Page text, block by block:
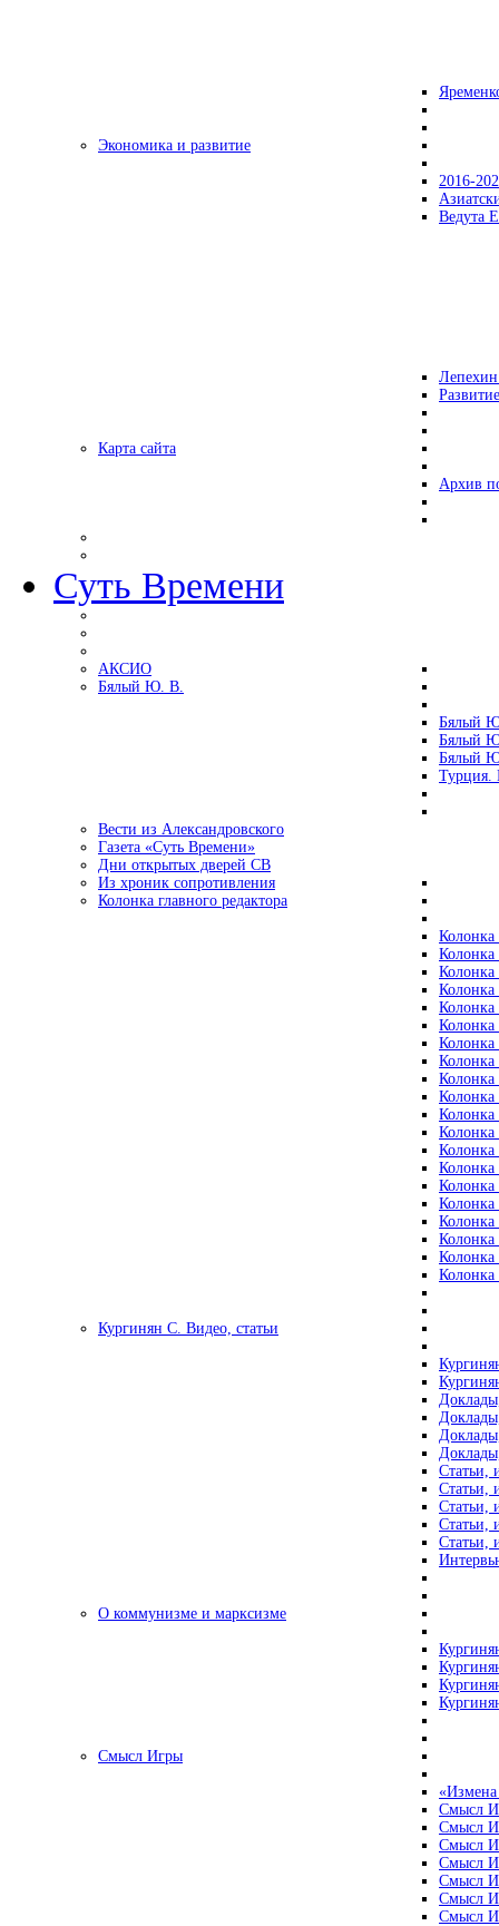
Экономика и развитие
2016-
Ведута
Карта сайта
Архив
Суть Времени
АКСИО
Бялый Ю. В.
Бялый
Бялый
Бялый
Турция.
Вести из Александровского
Газета «Суть Времени»
Дни открытых дверей СВ
Из хроник сопротивления
Колонка главного редактора
Колонка
Колонка
Колонка
Колонка
Колонка
Колонка
Колонка
Колонка
Колонка
Колонка
Колонка
Колонка
Колонка
Колонка
Колонка
Колонка
Колонка
Колонка
Колонка
Колонка
Кургинян С. Видео, статьи
Статьи,
Статьи,
Статьи,
Статьи,
Статьи,
О коммунизме и марксизме
Смысл Игры
«Измена
Смысл
Смысл
Смысл
Смысл
Смысл
Смысл
Смысл